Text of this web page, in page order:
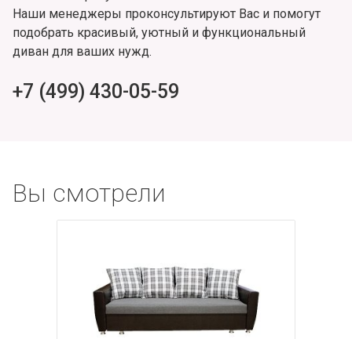
Наши менеджеры проконсультируют Вас и помогут
подобрать красивый, уютный и функциональный
диван для ваших нужд.
+7 (499) 430-05-59
Вы смотрели